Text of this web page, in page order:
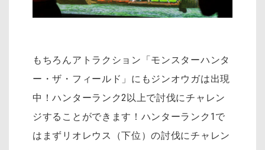
もちろんアトラクション「モンスターハンタ
ー・ザ・フィールド」にもジンオウガは出現
中！ハンターランク2以上で討伐にチャレン
ジすることができます！ハンターランク1で
はまずリオレウス（下位）の討伐にチャレン